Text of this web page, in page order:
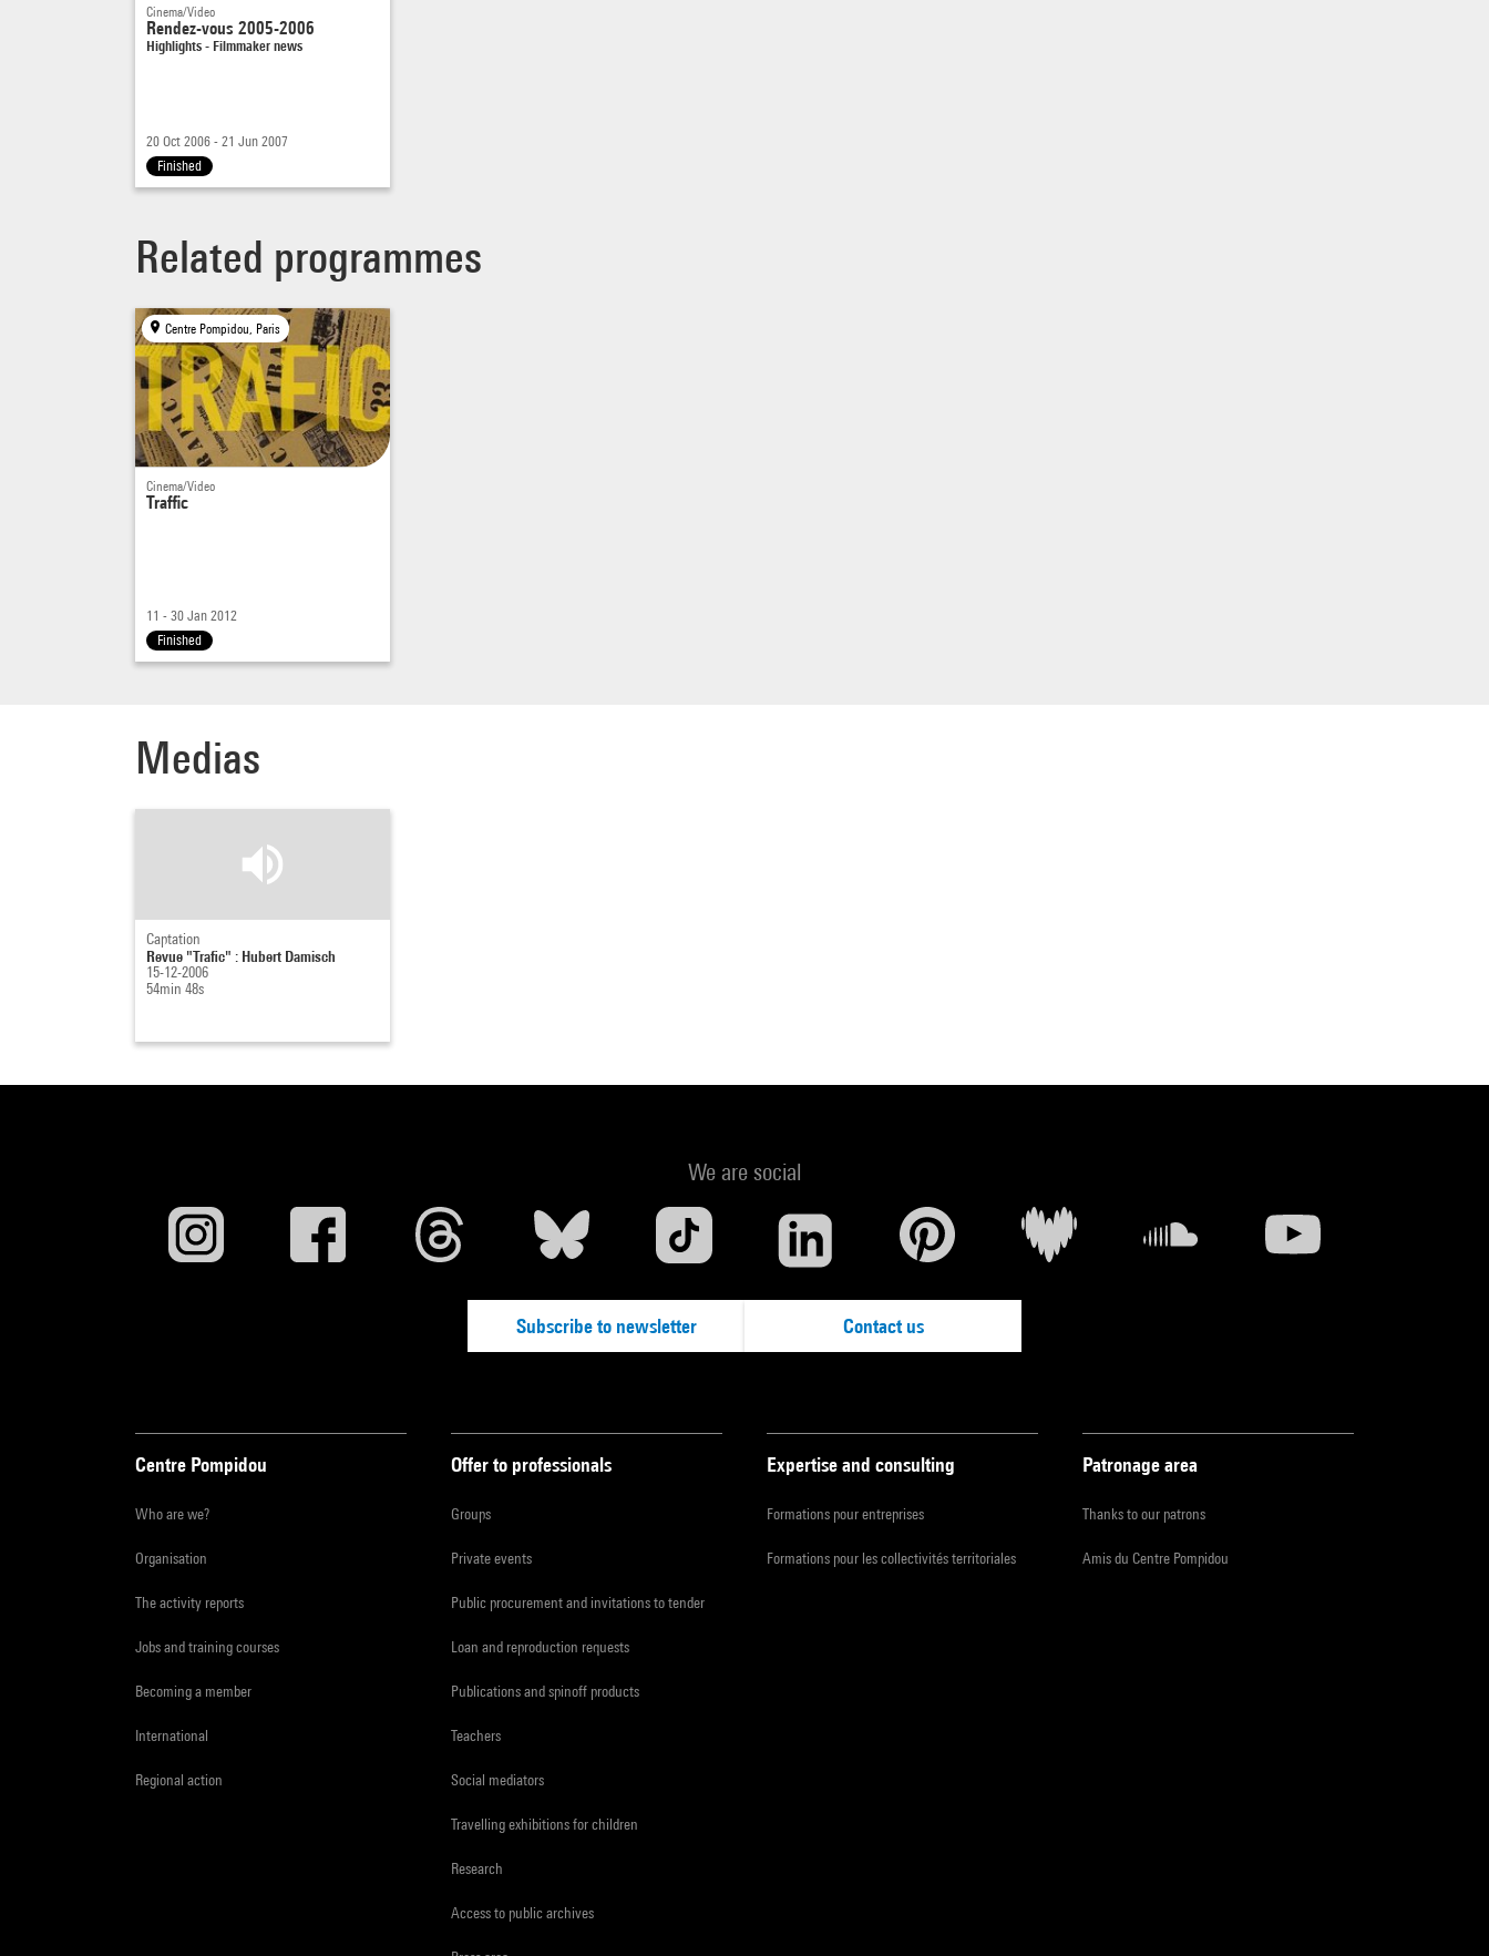
Cinema/Video
Rendez-vous 2005-2006
Highlights - Filmmaker news
20 Oct 2006 - 21 Jun 2007
Finished
Related programmes
Centre Pompidou, Paris
Cinema/Video
Traffic
11 - 30 Jan 2012
Finished
Medias
Captation
Revue "Trafic" : Hubert Damisch
15-12-2006
54min 48s
We are social
Subscribe to newsletter Contact us
Centre Pompidou
Who are we?
Organisation
The activity reports
Jobs and training courses
Becoming a member
International
Regional action
Offer to professionals
Groups
Private events
Public procurement and invitations to tender
Loan and reproduction requests
Publications and spinoff products
Teachers
Social mediators
Travelling exhibitions for children
Research
Access to public archives
Expertise and consulting
Formations pour entreprises
Formations pour les collectivités territoriales
Patronage area
Thanks to our patrons
Amis du Centre Pompidou